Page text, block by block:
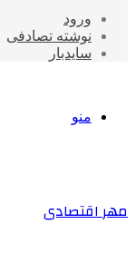
ورود
نوشته تصادفی
سایدبار
منو
مهر اقتصادی